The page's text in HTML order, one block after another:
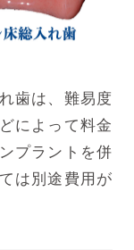
歯は、難易度
によって料金
プラントを併
は別途費用が